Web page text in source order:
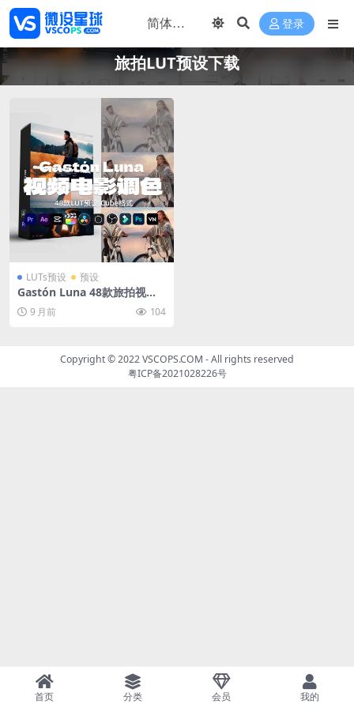
登录
旅拍LUT预设下载
LUTs预设 预设
Gastón Luna 48款旅拍视频
电影调色LUT预设专业兼容达
芬奇PR预设GL Signature LU
9 月前 104
Copyright © 2022VSCOPS.COM - All rights reserved
粤ICP备2021028226号
首页 分类 会员 我的